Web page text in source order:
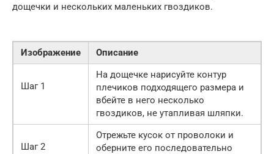
дощечки и нескольких маленьких гвоздиков.
Изображение Описание
Шаг 1
На дощечке нарисуйте контур
плечиков подходящего размера и
вбейте в него несколько
гвоздиков, не утапливая шляпки.
Шаг 2
Отрежьте кусок от проволоки и
оберните его последовательно